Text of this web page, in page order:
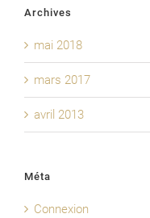
Archives
mai 2018
mars 2017
avril 2013
Méta
Connexion